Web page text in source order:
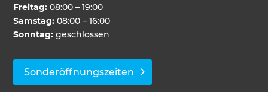
Freitag: 08:00 – 19:00
Samstag: 08:00 – 16:00
Sonntag: geschlossen
Sonderöffnungszeiten